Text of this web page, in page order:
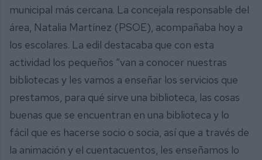
municipal más cercana. La concejala responsable del
área, Natalia Martínez (PSOE), acompañaba hoy a
los escolares. La edil destacaba que con esta
actividad los pequeños “van a conocer nuestras
bibliotecas y les vamos a enseñar los servicios que
prestamos, para qué sirve una biblioteca, las cosas
buenas que se encuentran en una biblioteca y lo
fácil que es hacerse socio o socia, así que a través de
la animación y el cuentacuentos, les enseñamos lo